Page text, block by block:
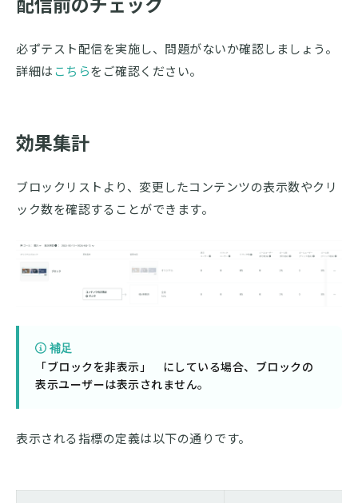
配信前のチェック
必ずテスト配信を実施し、問題がないか確認しましょう。
詳細は こちらをご確認ください。
効果集計
ブロックリストより、変更したコンテンツの表示数やクリ
ック数を確認することができます。
補足
「ブロックを非表示」 にしている場合、ブロックの
表示ユーザーは表示されません。
表示される指標の定義は以下の通りです。